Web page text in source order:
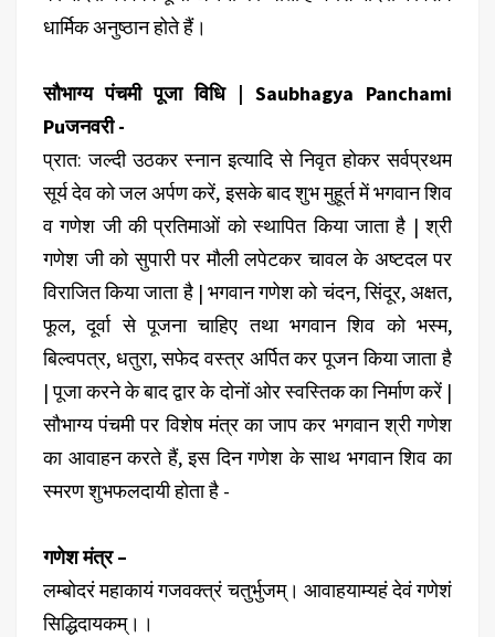
धार्मिक अनुष्ठान होते हैं।
सौभाग्य पंचमी पूजा विधि | Saubhagya Panchami
Puजनवरी -
प्रात: जल्दी उठकर स्नान इत्यादि से निवृत होकर सर्वप्रथम
सूर्य देव को जल अर्पण करें, इसके बाद शुभ मुहूर्त में भगवान शिव
व गणेश जी की प्रतिमाओं को स्थापित किया जाता है | श्री
गणेश जी को सुपारी पर मौली लपेटकर चावल के अष्टदल पर
विराजित किया जाता है | भगवान गणेश को चंदन, सिंदूर, अक्षत,
फूल, दूर्वा से पूजना चाहिए तथा भगवान शिव को भस्म,
बिल्वपत्र, धतुरा, सफेद वस्त्र अर्पित कर पूजन किया जाता है
| पूजा करने के बाद द्वार के दोनों ओर स्वस्तिक का निर्माण करें |
सौभाग्य पंचमी पर विशेष मंत्र का जाप कर भगवान श्री गणेश
का आवाहन करते हैं, इस दिन गणेश के साथ भगवान शिव का
स्मरण शुभफलदायी होता है -
गणेश मंत्र –
लम्बोदरं महाकायं गजवक्त्रं चतुर्भुजम्। आवाहयाम्यहं देवं गणेशं
सिद्धिदायकम्।।